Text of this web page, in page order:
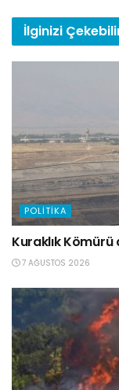
İlginizi
POLITIKA
Kuraklık
7 AĞUSTOS 2026